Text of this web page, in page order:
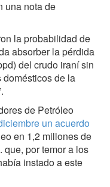
una nota de
la probabilidad de
absorber la pérdida
del crudo iraní sin
de la
de Petróleo
un acuerdo
en 1,2 millones de
por temor a los
instado a este